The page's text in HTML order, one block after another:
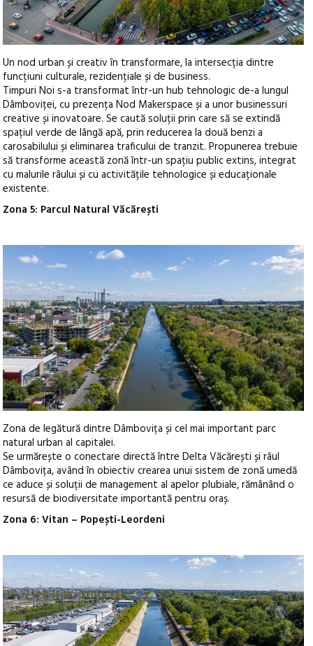
Un nod urban și creativ în transformare, la intersecția dintre
funcțiuni culturale, rezidențiale și de business.
Timpuri Noi s-a transformat într-un hub tehnologic de-a lungul
Dâmboviței, cu prezența Nod Makerspace și a unor businessuri
creative și inovatoare. Se caută soluții prin care să se extindă
spațiul verde de lângă apă, prin reducerea la două benzi a
carosabilului și eliminarea traficului de tranzit. Propunerea trebuie
să transforme această zonă într-un spațiu public extins, integrat
cu malurile râului și cu activitățile tehnologice și educaționale
existente.
Zona 5: Parcul Natural Văcărești
Zona de legătură dintre Dâmbovița și cel mai important parc
natural urban al capitalei.
Se urmărește o conectare directă între Delta Văcărești și râul
Dâmbovița, având în obiectiv crearea unui sistem de zonă umedă
ce aduce și soluții de management al apelor plubiale, rămânând o
resursă de biodiversitate importantă pentru oraș.
Zona 6: Vitan – Popești-Leordeni